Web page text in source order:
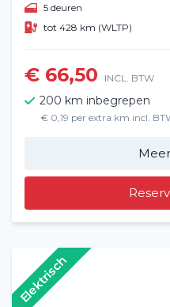
5 deuren
tot 428 km (WLTP)
€ 66,50 INCL. BTW
200 km inbegrepen
€ 0,19 per extra km incl.
Elektrisch